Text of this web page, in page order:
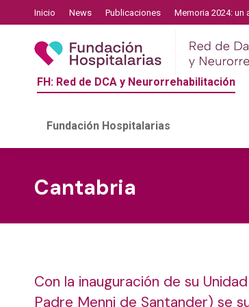
Inicio News Publicaciones Memoria 2024: un
FH: Red de DCA y Neurorrehabilitación
Fundación Hospitalarias
Cantabria
Con la inauguración de su
Padre Menni de Santander) se